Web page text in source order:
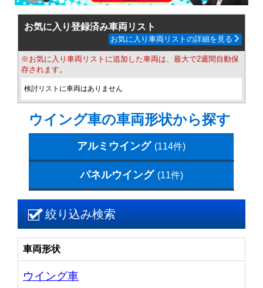
お気に入り登録済み車両リスト
お気に入り車両リストの詳細を見る
※お気に入り車両リストに追加した車両は、最大で2週間自動保
存されます。
検討リストに車両はありません
ウイング車の車両形状から探す
アルミウイング (114件)
パネルウイング (11件)
絞り込み検索
車両形状
ウイング車